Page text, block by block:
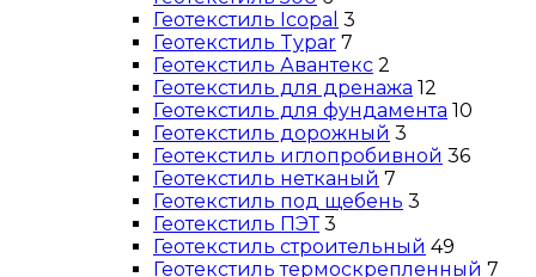
Геотекстиль Icopal 3
Геотекстиль Typar 7
Геотекстиль Авантекс 2
Геотекстиль для дренажа 12
Геотекстиль для фундамента 10
Геотекстиль дорожный 3
Геотекстиль иглопробивной 36
Геотекстиль нетканый 7
Геотекстиль под щебень 3
Геотекстиль ПЭТ 3
Геотекстиль строительный 49
Геотекстиль термоскрепленный 7